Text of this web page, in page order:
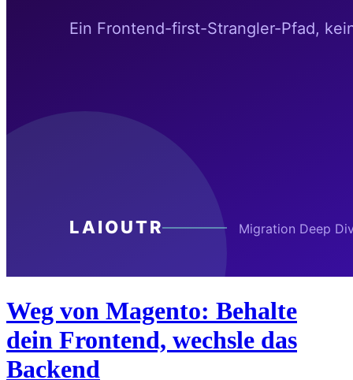
Weg von Magento: Behalte
dein Frontend, wechsle das
Backend